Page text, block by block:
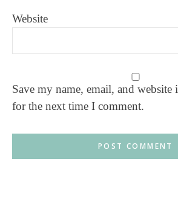
Website
Save my name, email, and website
for the next time I comment.